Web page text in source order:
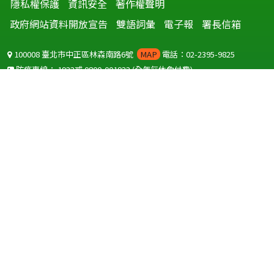
隱私權保護 資訊安全 著作權聲明
政府網站資料開放宣告
雙語詞彙 電子報 署長信箱
100008 臺北市中正區林森南路6號 MAP 電話：02-2395-9825
防疫專線：1922或0800-001922(全年無休免付費)